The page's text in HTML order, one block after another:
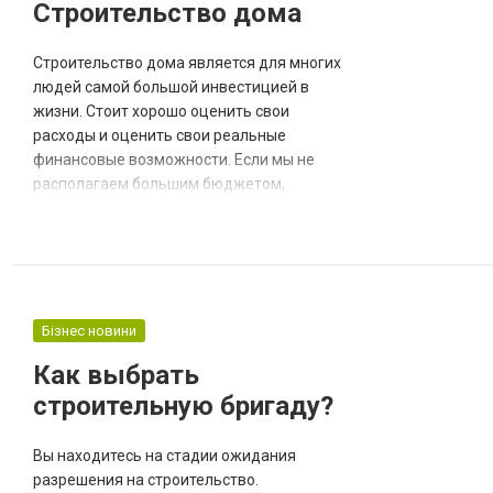
строительства, когда человек б...
Строительство дома
Строительство дома является для многих
людей самой большой инвестицией в
жизни. Стоит хорошо оценить свои
расходы и оценить свои реальные
финансовые возможности. Если мы не
располагаем большим бюджетом,
сэкономить и время и деньги. Материалы
приобрести на http://...
Бізнес новини
Как выбрать
строительную бригаду?
Вы находитесь на стадии ожидания
разрешения на строительство.